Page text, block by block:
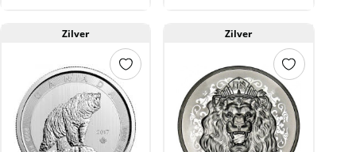
Zilver Zilver